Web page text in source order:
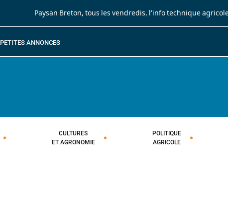
Paysan Breton, tous les vendredis, l'info technique
PETITES ANNONCES
CULTURES
ET AGRONOMIE
POLITIQUE
AGRICOLE